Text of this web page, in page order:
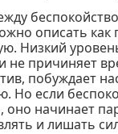
описать как
Низкий
не причиняет
побуждает
Но если
начинает
и лишать